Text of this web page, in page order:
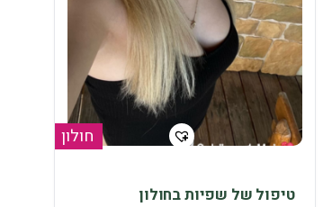
חולון
טיפול של שפיות בחולון